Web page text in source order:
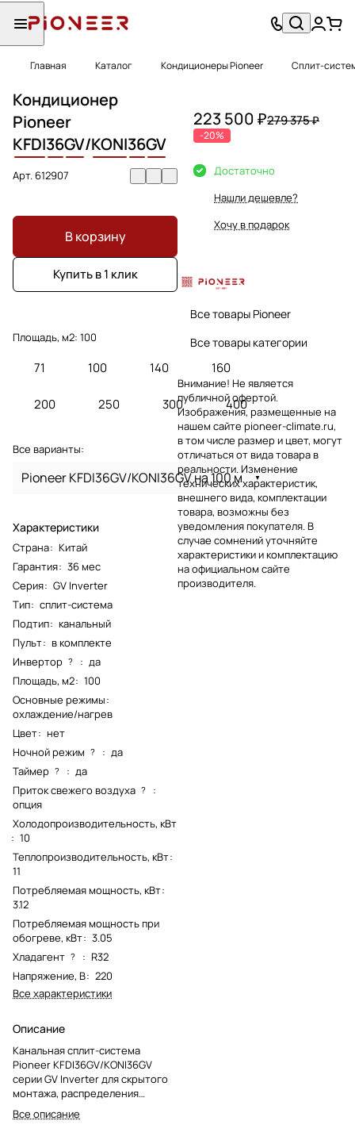
Главная Каталог Кондиционеры Pioneer Сплит-
Кондиционер
Pioneer
KFDI36GV/KONI36GV
Арт.612907
В корзину
Купить в 1 клик
Площадь, м2: 100
71 100 140 160
200 250 300 400
Все варианты:
Pioneer KFDI36GV/KONI36GV на 100 м
Характеристики
Страна: Китай
Гарантия: 36 мес
Серия: GV Inverter
Тип: сплит-система
Подтип: канальный
Пульт: в комплекте
Инвертор ? : да
Площадь, м2: 100
Основные режимы:
охлаждение/нагрев
Цвет: нет
Ночной режим ? : да
Таймер ? : да
Приток свежего воздуха ?
:
опция
Холодопроизводительность, кВт
: 10
Теплопроизводительность, кВт:
11
Потребляемая мощность, кВт:
3.12
Потребляемая мощность при
обогреве, кВт: 3.05
Хладагент ? : R32
Напряжение, В: 220
Все характеристики
Описание
Канальная сплит-система
Pioneer KFDI36GV/KONI36GV
серии GV Inverter для скрытого
монтажа, распределения
воздуха по воздуховодам и
подключения подмеса свежего
Все описание
223 500 ₽279 375 ₽
-20%
Достаточно
Нашли дешевле?
Хочу в подарок
Все товары Pioneer
Все товары категории
Внимание! Не является
публичной офертой.
Изображения, размещенные на
нашем сайте pioneer-climate.ru,
в том числе размер и цвет, могут
отличаться от вида товара в
реальности. Изменение
технических характеристик,
внешнего вида, комплектации
товара, возможны без
уведомления покупателя. В
случае сомнений уточняйте
характеристики и комплектацию
на официальном сайте
производителя.